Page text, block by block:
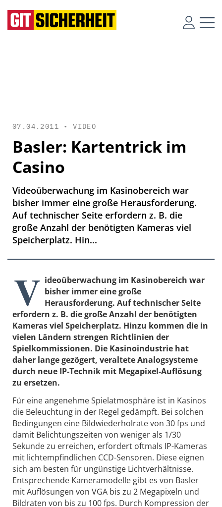
07.04.2011 •VIDEO
Basler: Kartentrick im
Casino
Videoüberwachung im Kasinobereich war
bisher immer eine große Herausforderung.
Auf technischer Seite erfordern z. B. die
große Anzahl der benötigten Kameras viel
Speicherplatz. Hin...
V ideoüberwachung im Kasinobereich war
bisher immer eine große
Herausforderung. Auf technischer Seite
erfordern z. B. die große Anzahl der benötigten
Kameras viel Speicherplatz. Hinzu kommen die in
vielen Ländern strengen Richtlinien der
Spielkommissionen. Die Kasinoindustrie hat
daher lange gezögert, veraltete Analogsysteme
durch neue IP-Technik mit Megapixel-Auflösung
zu ersetzen.
Für eine angenehme Spielatmosphäre ist in Kasinos
die Beleuchtung in der Regel gedämpft. Bei solchen
Bedingungen eine Bildwiederholrate von 30 fps und
damit Belichtungszeiten von weniger als 1/30
Sekunde zu erreichen, erfordert oftmals IP-Kameras
mit lichtempfindlichen CCD-Sensoren. Diese eignen
sich am besten für ungünstige Lichtverhältnisse.
Entsprechende Kameramodelle gibt es von Basler
mit Auflösungen von VGA bis zu 2 Megapixeln und
Bildraten von bis zu 100 fps. Durch Kompression der